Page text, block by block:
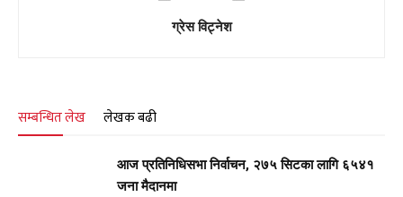
ग्रेस विट्नेश
सम्बन्धित लेख लेखक बढी
आज प्रतिनिधिसभा निर्वाचन, २७५ सिटका लागि ६५४१
जना मैदानमा